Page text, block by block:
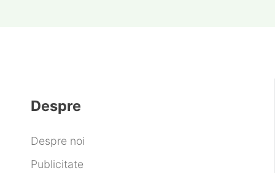
Despre
Despre noi
Publicitate